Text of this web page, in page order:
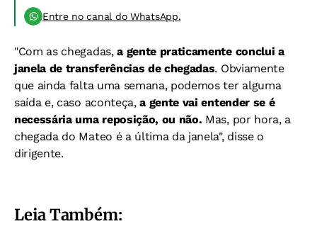
Entre no canal do WhatsApp.
"Com as chegadas,a gente praticamente conclui a
janela de transferências de chegadas. Obviamente
que ainda falta uma semana, podemos ter alguma
saída e, caso aconteça,a gente vai entender se é
necessária uma reposição, ou não. Mas, por hora, a
chegada do Mateo é a última da janela", disse o
dirigente.
Leia Também: